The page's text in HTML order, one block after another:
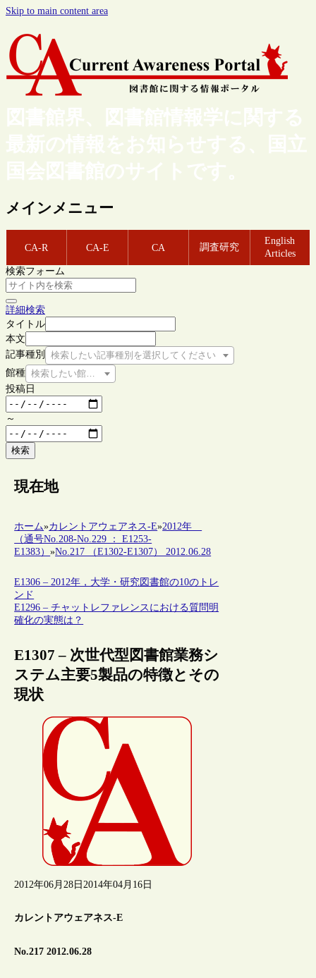
Skip to main content area
図書館界、図書館情報学に関する
最新の情報をお知らせする、国立
国会図書館のサイトです。
メインメニュー
CA-R CA-E CA 調査研究
English
Articles
検索フォーム
詳細検索
タイトル
本文
記事種別
検索したい記事種別を選択してください
館種 検索したい館種を選択してください
投稿日
～
検索
現在地
ホーム»カレントアウェアネス-E»2012年
（通号No.208-No.229 ： E1253-
E1383）»No.217 （E1302-E1307） 2012.06.28
E1306 – 2012年，大学・研究図書館の10のトレ
ンド
E1296 – チャットレファレンスにおける質問明
確化の実態は？
E1307 – 次世代型図書館業務シ
ステム主要5製品の特徴とその
現状
2012年06月28日 2014年04月16日
カレントアウェアネス-E
No.217 2012.06.28